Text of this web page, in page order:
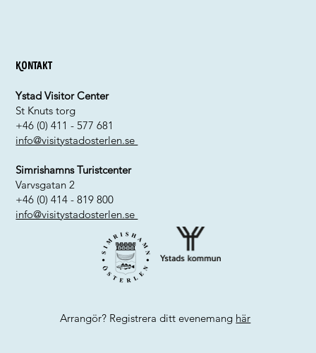
Kontakt
Ystad Visitor Center
St Knuts torg
+46 (0) 411 - 577 681
info@visitystadosterlen.se
Simrishamns Turistcenter
Varvsgatan 2
+46 (0) 414 - 819 800
info@visitystadosterlen.se
Arrangör? Registrera ditt evenemang här